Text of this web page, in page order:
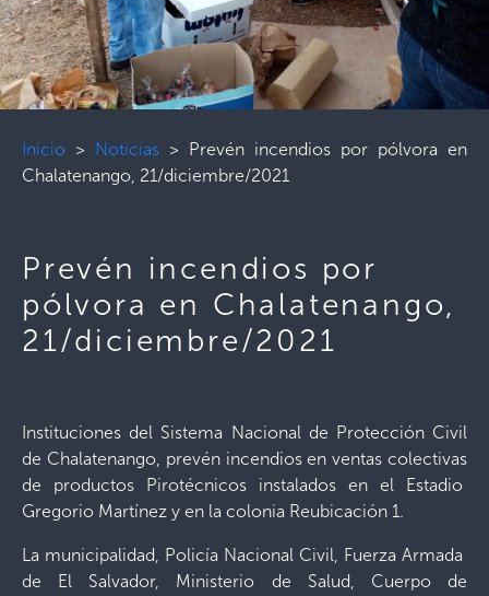
Inicio > Noticias > Prevén incendios por pólvora en
Chalatenango, 21/diciembre/2021
Prevén incendios por
pólvora en Chalatenango,
21/diciembre/2021
Instituciones del Sistema Nacional de Protección Civil
de Chalatenango, prevén incendios en ventas colectivas
de productos Pirotécnicos instalados en el Estadio
Gregorio Martínez y en la colonia Reubicación 1.
La municipalidad, Policía Nacional Civil, Fuerza Armada
de El Salvador, Ministerio de Salud, Cuerpo de